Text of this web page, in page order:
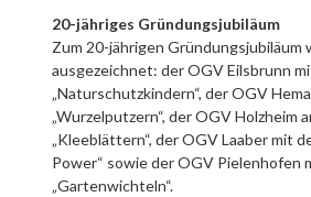
20-jähriges Gründungsjubiläum
Zum 20-jährigen Gründungsjubiläum
ausgezeichnet: der OGV Eilsbrunn
„Naturschutzkindern“, der OGV
„Wurzelputzern“, der OGV Holzheim
„Kleeblättern“, der OGV Laaber mit
Power“ sowie der OGV Pielenhofen
„Gartenwichteln“.